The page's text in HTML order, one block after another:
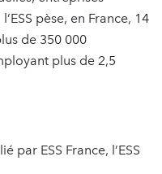
pèse, en France, 14
de 350 000
plus de 2,5
par ESS France, l’ESS